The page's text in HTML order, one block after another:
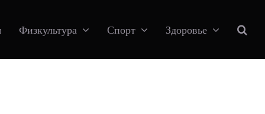
Физкультура Спорт Здоровье